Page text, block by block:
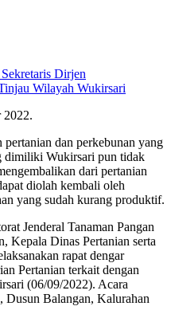
2022.
dan perkebunan yang
dimiliki Wukirsari pun tidak
dari pertanian
diolah kembali oleh
yang sudah kurang produktif.
Jenderal Tanaman Pangan
Kepala Dinas Pertanian serta
rapat dengar
Pertanian terkait dengan
(06/09/2022). Acara
Dusun Balangan, Kalurahan